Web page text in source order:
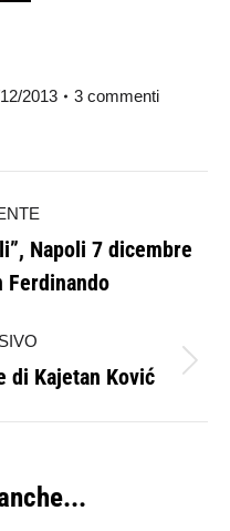
2013 3 commenti
Napoli 7 dicembre
Ferdinando
di Kajetan Ković